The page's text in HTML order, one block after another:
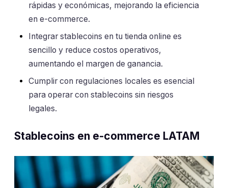
rápidas y económicas, mejorando la eficiencia
en e-commerce.
Integrar stablecoins en tu tienda online es
sencillo y reduce costos operativos,
aumentando el margen de ganancia.
Cumplir con regulaciones locales es esencial
para operar con stablecoins sin riesgos
legales.
Stablecoins en e-commerce LATAM